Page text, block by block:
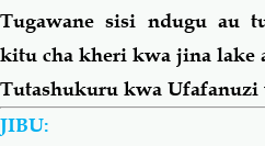
Mapishi
Tugawane sisi ndugu au
kitu cha kheri kwa jina lake
Tutashukuru kwa Ufafanuzi
JIBU: